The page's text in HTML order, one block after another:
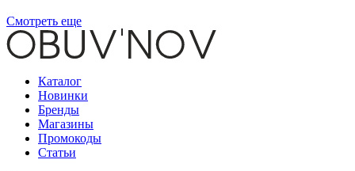
Смотреть еще
Каталог
Новинки
Бренды
Магазины
Промокоды
Статьи